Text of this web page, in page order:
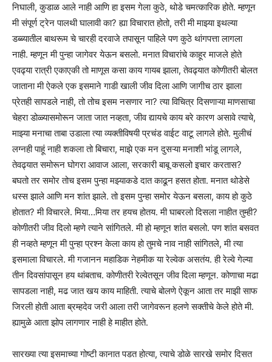
निघाली, कुडाळ आले नाही आणि हा इसम गेला कुठे, थोडे चमत्कारिक होते. म्हणून
मी संपूर्ण ट्रेन पालथी घालावी का? ह्या विचारात होतो, तरी मी माझ्या इथल्या
डब्ब्यातील बाथरूम चे चारही दरवाजे तपासून पाहिले पण कुठे थांगपत्ता लागला
नाही. म्हणून मी पुन्हा जागेवर येऊन बसलो. मनात विचारांचे काहूर माजले होते
एवढ्या रात्री एकाएकी तो माणूस कसा काय गायब झाला, तेवढ्यात कोणीतरी बोलत
जाताना मी ऐकले एक इसमाने गाडी खाली जीव दिला आणि जागीच ठार झाला
प्रेतही सापडले नाही, तो तोच इसम नसणार ना? त्या विचित्र दिसणाऱ्या माणसाचा
चेहरा डोळ्यासमोरून जाता जात नव्हता, जीव द्यायचे काय बरे कारण असावे त्याचे,
माझ्या मनाचा ताबा उडाला त्या व्यक्तीविषयी प्रचंड वाईट वाटू लागले होते. मुलीचं
लग्नही पाहूं नाही शकला तो बिचारा, माझे एक मन दुसऱ्या मनाशी भांडू लागले,
तेवढ्यात समोरून घोगरा आवाज आला, सरकारी बाबू कसलो इचार करतास?
बघतो तर समोर तोच इसम पुन्हा मझ्याकडे दात काढून हसत होता. मनात थोडेसे
धस्स झाले आणि मन शांत झाले. तो इसम पुन्हा समोर येऊन बसला, काय हो कुठे
होतात? मी विचारले. मिया…मिया तर हयच होतय. मी घाबरलो दिसला नाहीत तुम्ही?
कोणीतरी जीव दिलो म्हणे त्याने सांगितले. मी हो म्हणून शांत बसलो. पण शांत बसवत
ही नव्हते म्हणून मी पुन्हा प्रश्न केला काय हो तुमचे नाव नाही सांगितले, मी त्या
इसमाला विचारले. मी गजानन महाडिक नेहमीक या रेल्वेक असतंय. ही रेल्वे गेल्या
तीन दिवसांपासून हय थांबताच. कोणीतरी रेल्वेतसून जीव दिला म्हणून. कोणाचा मढा
सापडला नाही, मढ जात खय काय माहिती. त्याचे बोलणे ऐकून आता तर माझी साफ
जिरली होती आता ब्रम्हदेव जरी आला तरी जागेवरून हलणे सक्तीचे केले होते मी.
ह्यामुळे आता झोप लागणार नाही हे माहीत होते.
सारख्या त्या इसमाच्या गोष्टी कानात पडत होत्या, त्याचे डोळे सारखे समोर दिसत